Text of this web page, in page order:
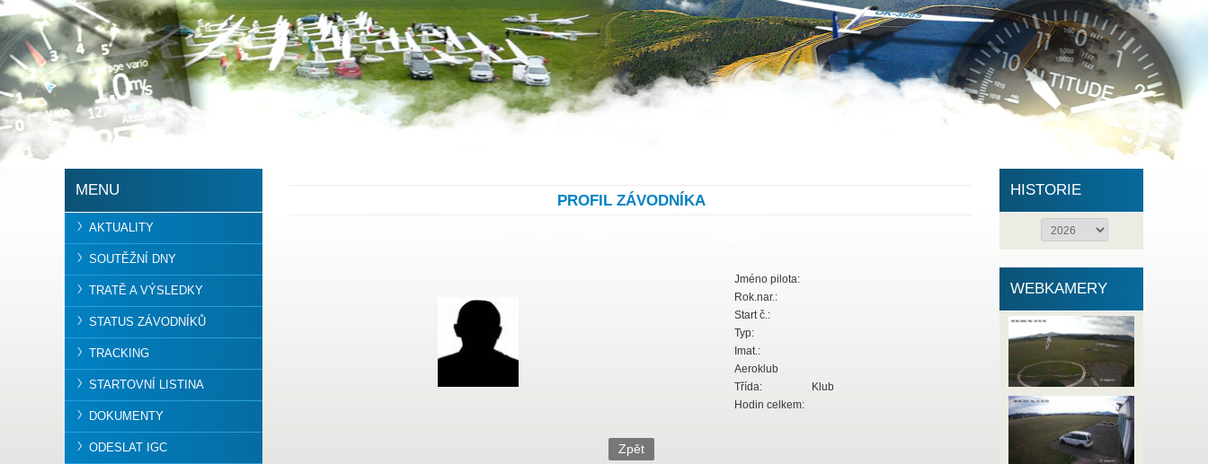
MENU
AKTUALITY
SOUTĚŽNÍ DNY
TRATĚ A VÝSLEDKY
STATUS ZÁVODNÍKŮ
TRACKING
STARTOVNÍ LISTINA
DOKUMENTY
ODESLAT IGC
PROFIL ZÁVODNÍKA
Jméno pilota:
Rok.nar.:
Start č.:
Typ:
Imat.:
Aeroklub
Třída:
Klub
Hodin celkem:
HISTORIE
WEBKAMERY